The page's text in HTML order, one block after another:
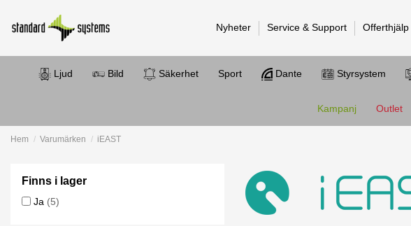
Nyheter Service & Support Offerthjälp
Ljud Bild Säkerhet Sport Dante Styrsystem
Kampanj Outlet
Hem Varumärken iEAST
Finns i lager
Ja (5)